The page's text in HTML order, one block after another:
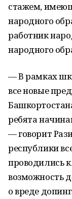
стажем,
народного
работник
народного
— В рамках
все новые
ребята
— говорит
республики
проводились
возможность
о вреде